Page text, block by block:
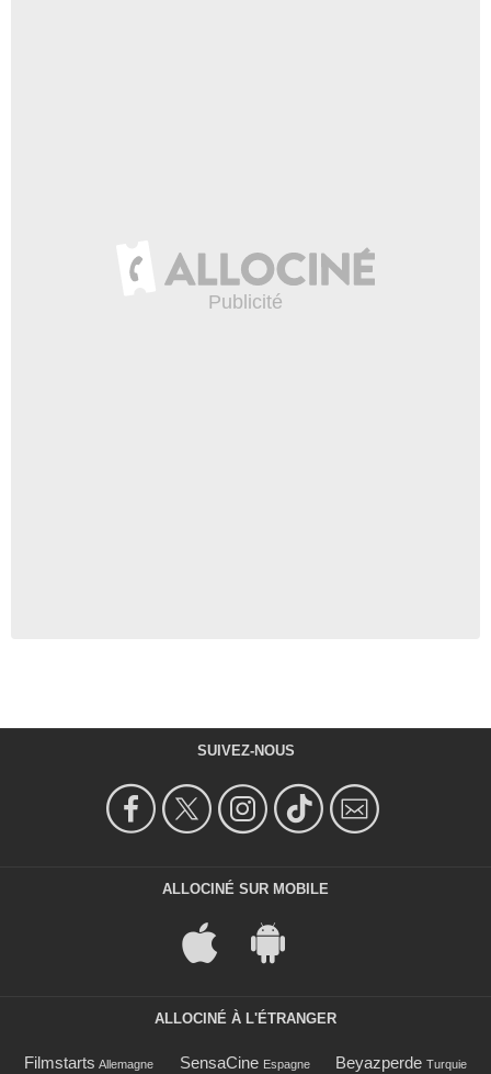
SUIVEZ-NOUS
ALLOCINÉ SUR MOBILE
ALLOCINÉ À L'ÉTRANGER
Filmstarts Allemagne SensaCine Espagne Beyazperde Turquie